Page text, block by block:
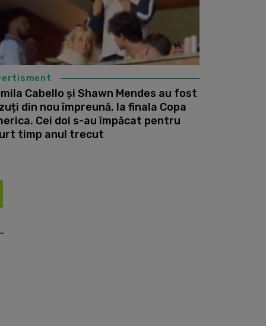
Cabello și Shawn Mendes au fost
din nou împreună, la finala Copa
Cei doi s-au împăcat pentru
timp anul trecut